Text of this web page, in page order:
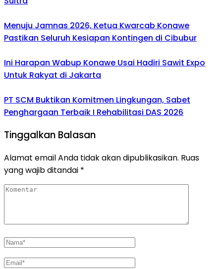
Menuju Jamnas 2026, Ketua Kwarcab Konawe
Pastikan Seluruh Kesiapan Kontingen di Cibubur
Ini Harapan Wabup Konawe Usai Hadiri Sawit Expo
Untuk Rakyat di Jakarta
PT SCM Buktikan Komitmen Lingkungan, Sabet
Penghargaan Terbaik I Rehabilitasi DAS 2026
Tinggalkan Balasan
Alamat email Anda tidak akan dipublikasikan. Ruas
yang wajib ditandai *